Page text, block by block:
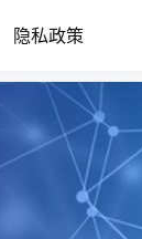
隐私政策